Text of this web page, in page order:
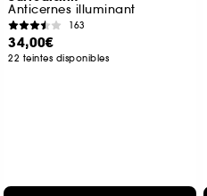
Anticernes illuminant
163
34,00€
22 teintes disponibles